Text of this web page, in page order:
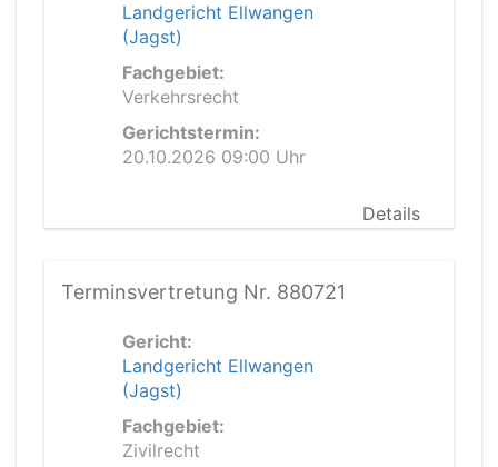
Landgericht Ellwangen
(Jagst)
Fachgebiet:
Verkehrsrecht
Gerichtstermin:
20.10.2026 09:00 Uhr
Details
Terminsvertretung Nr. 880721
Gericht:
Landgericht Ellwangen
(Jagst)
Fachgebiet:
Zivilrecht